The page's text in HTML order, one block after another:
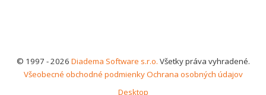
© 1997 - 2026 Diadema Software s.r.o. Všetky práva vyhradené.
Všeobecné obchodné podmienkyOchrana osobných údajov
Desktop